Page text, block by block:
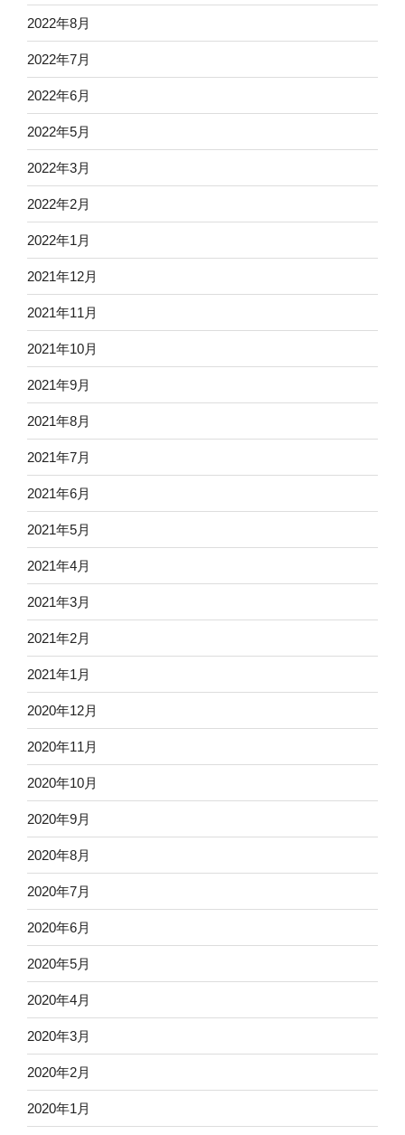
2022年8月
2022年7月
2022年6月
2022年5月
2022年3月
2022年2月
2022年1月
2021年12月
2021年11月
2021年10月
2021年9月
2021年8月
2021年7月
2021年6月
2021年5月
2021年4月
2021年3月
2021年2月
2021年1月
2020年12月
2020年11月
2020年10月
2020年9月
2020年8月
2020年7月
2020年6月
2020年5月
2020年4月
2020年3月
2020年2月
2020年1月